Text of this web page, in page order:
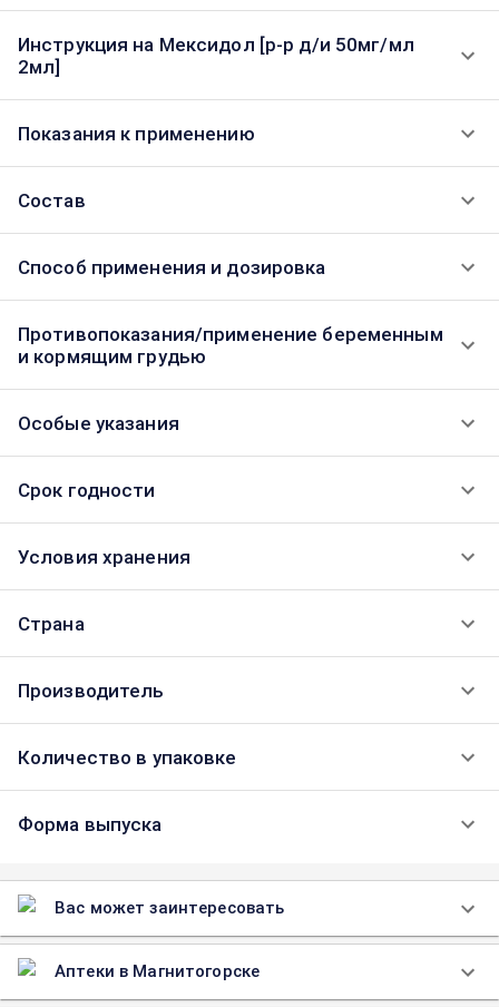
Инструкция на Мексидол [р-р д/и 50мг/мл
2мл]
Показания к применению
Состав
Способ применения и дозировка
Противопоказания/применение беременным
и кормящим грудью
Особые указания
Срок годности
Условия хранения
Страна
Производитель
Количество в упаковке
Форма выпуска
Вас может заинтересовать
Аптеки в Магнитогорске